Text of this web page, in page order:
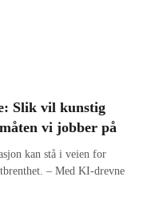
Slik vil kunstig
vi jobber på
kan stå i veien for
– Med KI-drevne